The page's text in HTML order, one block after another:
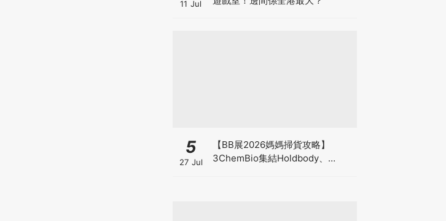
11 Jul
5
27 Jul
【BB展2026媽媽掃貨攻略】
3ChemBio集結Holdbody、